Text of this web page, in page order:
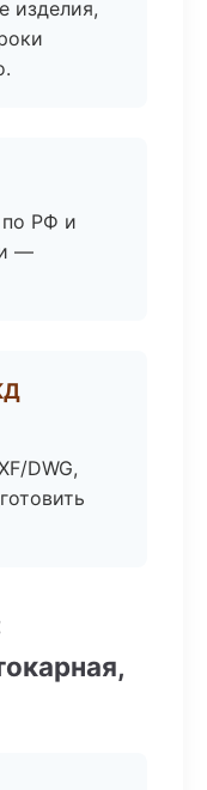
изделия,
по РФ и
—
DWG,